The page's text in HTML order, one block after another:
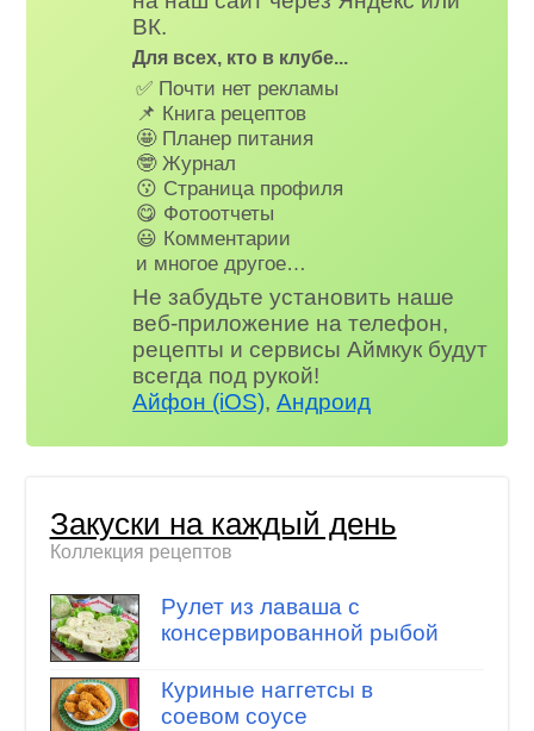
ВК.
Для всех, кто в клубе...
✅ Почти нет рекламы
📌 Книга рецептов
🤩 Планер питания
🤓 Журнал
😗 Страница профиля
😋 Фотоотчеты
😃 Комментарии
и многое другое…
Не забудьте установить наше
веб-приложение на телефон,
рецепты и сервисы Аймкук будут
всегда под рукой!
Айфон (iOS),Андроид
Закуски на каждый день
Коллекция рецептов
Рулет из лаваша с
консервированной рыбой
Куриные наггетсы в
соевом соусе